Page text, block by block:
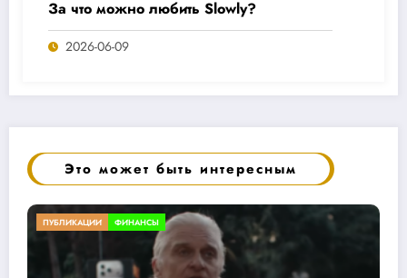
За что можно любить Slowly?
2026-06-09
Это может быть интересным
МОЁ ТВОРЧЕСТВО МЫСЛИ